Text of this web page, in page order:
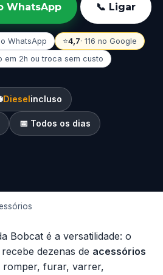
WhatsApp 📞 Ligar
WhatsApp ⭐4,7· 116 no Google
em 2h ou troca sem custo
Dieselincluso
📅 Todos os dias
Bobcat é a versatilidade: o
dezenas de acessórios
romper, furar, varrer,